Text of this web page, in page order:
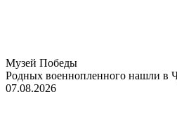
Музей Победы
Родных военнопленного нашли в
07.08.2026